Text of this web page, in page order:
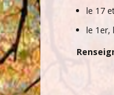
le 17
le 1er,